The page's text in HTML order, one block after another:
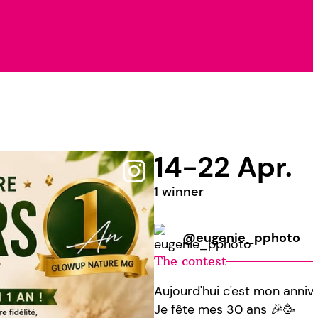
14-22 Apr.
1 winner
@eugenie_pphoto
The contest
Aujourd'hui c'est mon
Je fête mes 30 ans 🎉🥳